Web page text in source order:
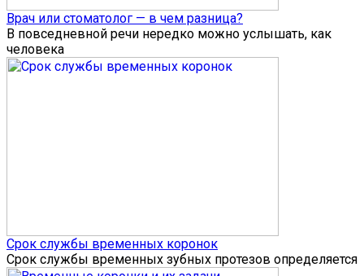
Врач или стоматолог — в чем разница?
В повседневной речи нередко можно услышать, как
человека
Срок службы временных коронок
Срок службы временных зубных протезов определяется